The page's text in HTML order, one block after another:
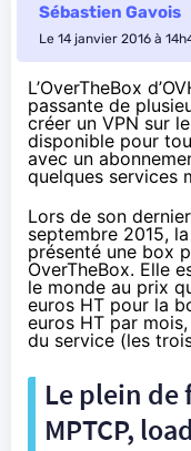
Sébastien Gavois
Le 14 janvier 2016 à
L’OverTheBox
passante de
créer un VPN sur
disponible pour
avec un
quelques services
Lors de son
septembre 2015,
présenté une box
OverTheBox. Elle
le monde au prix
euros HT pour la
euros HT par
du service (les
Le plein
MPTCP,